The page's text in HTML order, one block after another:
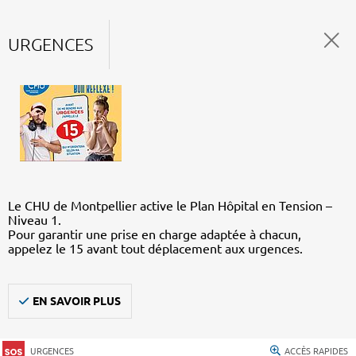
URGENCES
Le CHU de Montpellier active le Plan Hôpital en Tension –
Niveau 1.
Pour garantir une prise en charge adaptée à chacun,
appelez le 15 avant tout déplacement aux urgences.
EN SAVOIR PLUS
URGENCES ACCÈS RAPIDES